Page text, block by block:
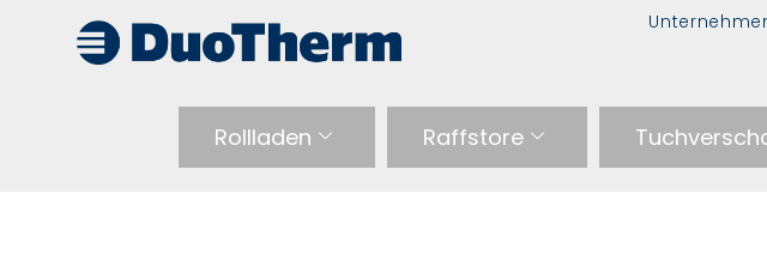
Rollladen Raffstore